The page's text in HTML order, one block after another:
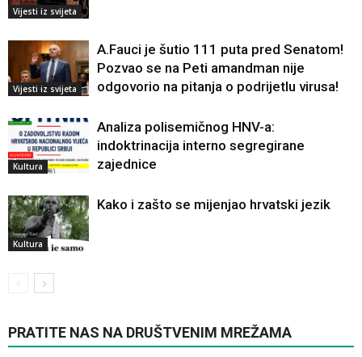
Vijesti iz svijeta
Vijesti iz svijeta
A.Fauci je šutio 111 puta pred Senatom!
Pozvao se na Peti amandman nije
odgovorio na pitanja o podrijetlu virusa!
Kultura
Analiza polisemičnog HNV-a:
indoktrinacija interno segregirane
zajednice
Kultura
Kako i zašto se mijenjao hrvatski jezik
PRATITE NAS NA DRUŠTVENIM MREŽAMA